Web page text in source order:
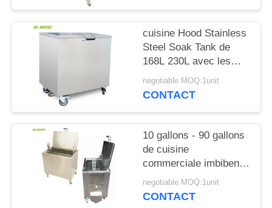
PRIVACY
POLICY
cuisine Hood Stainless
Steel Soak Tank de
168L 230L avec les
roues verrouillables de
roulette
negotiable MOQ:1unit
CONTACT
10 gallons - 90 gallons
de cuisine
commerciale imbibent
de le réservoir les
roues verrouillables de
negotiable MOQ:1unit
CONTACT